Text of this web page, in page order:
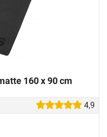
160 x 90 cm
4,9